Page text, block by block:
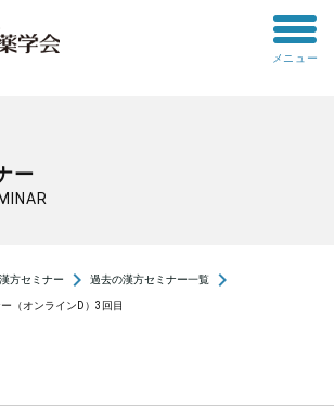
toggle
メニュー
ー
漢方セミナー navigate_next 過去の漢方セミナー一覧 navigate_next
（オンラインD）3回目